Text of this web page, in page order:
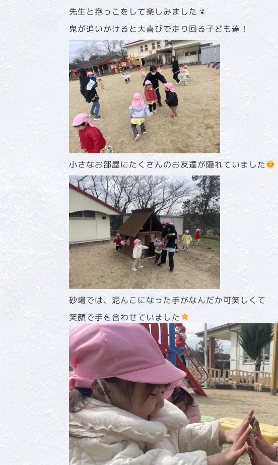
先生と抱っこをして楽しみました
鬼が追いかけると大喜びで走り回る子ども達！
小さなお部屋にたくさんのお友達が隠れていました
砂場では、泥んこになった手がなんだか可笑しくて
笑顔で手を合わせていました